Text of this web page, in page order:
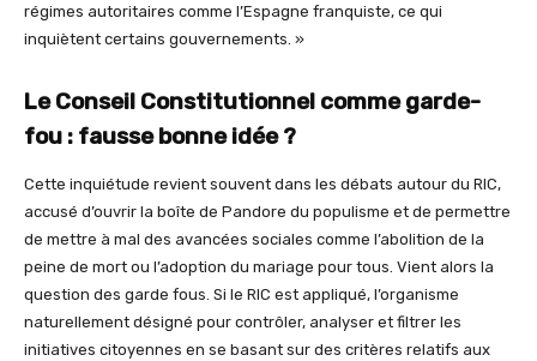
régimes autoritaires comme l’Espagne franquiste, ce qui
inquiètent certains gouvernements. »
Le Conseil Constitutionnel comme garde-
fou : fausse bonne idée ?
Cette inquiétude revient souvent dans les débats autour du RIC,
accusé d’ouvrir la boîte de Pandore du populisme et de permettre
de mettre à mal des avancées sociales comme l’abolition de la
peine de mort ou l’adoption du mariage pour tous. Vient alors la
question des garde fous. Si le RIC est appliqué, l’organisme
naturellement désigné pour contrôler, analyser et filtrer les
initiatives citoyennes en se basant sur des critères relatifs aux